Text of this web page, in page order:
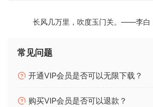
长风几万里，吹度玉门关。——李白
常见问题
开通VIP会员是否可以无限下载？
购买VIP会员是否可以退款？